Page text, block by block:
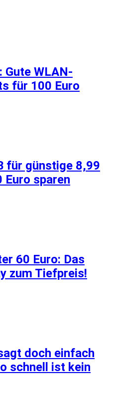
WLAN-
für 100 Euro
für günstige 8,99
Euro sparen
60 Euro: Das
zum Tiefpreis!
doch einfach
schnell ist kein